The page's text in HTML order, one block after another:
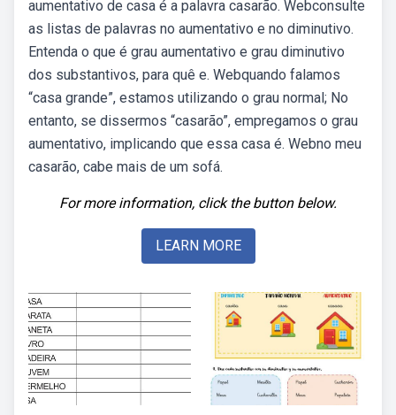
aumentativo de casa é a palavra casarão. Webconsulte
as listas de palavras no aumentativo e no diminutivo.
Entenda o que é grau aumentativo e grau diminutivo
dos substantivos, para quê e. Webquando falamos
“casa grande”, estamos utilizando o grau normal; No
entanto, se dissermos “casarão”, empregamos o grau
aumentativo, implicando que essa casa é. Webno meu
casarão, cabe mais de um sofá.
For more information, click the button below.
LEARN MORE